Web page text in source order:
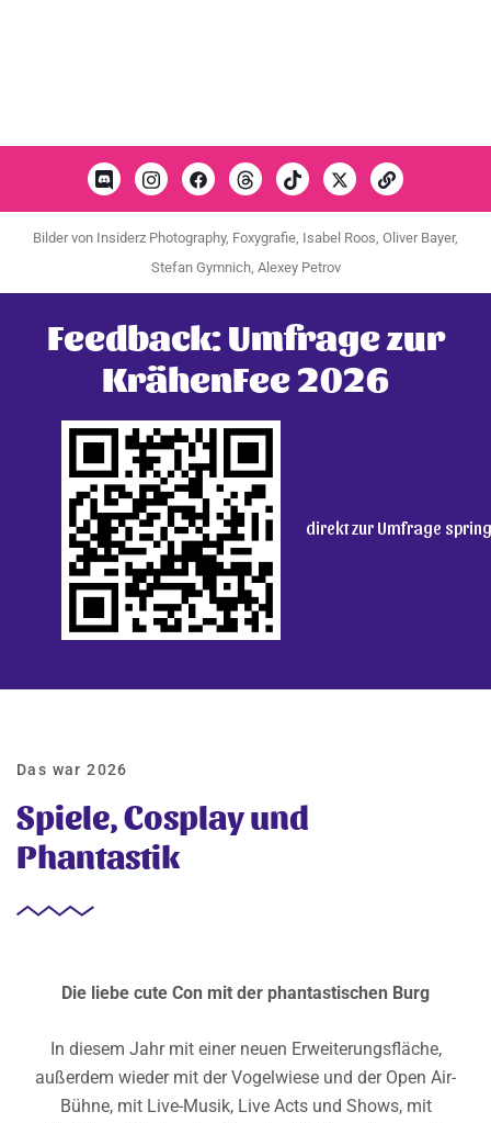
Bilder von Insiderz Photography, Foxygrafie, Isabel Roos, Oliver Bayer,
Stefan Gymnich, Alexey Petrov
Feedback: Umfrage zur
KrähenFee 2026
direkt zur Umfrage
Das war 2026
Spiele, Cosplay und
Phantastik
Die liebe cute Con mit der phantastischen Burg
In diesem Jahr mit einer neuen Erweiterungsfläche,
außerdem wieder mit der Vogelwiese und der Open Air-
Bühne, mit Live-Musik, Live Acts und Shows, mit